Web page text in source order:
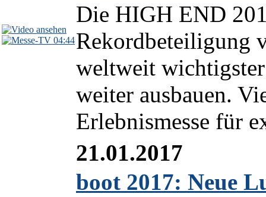
04:44
Die HIGH END
Rekordbeteiligung
weltweit
weiter ausbauen.
Erlebnismesse für
21.01.2017
boot 2017: Neue